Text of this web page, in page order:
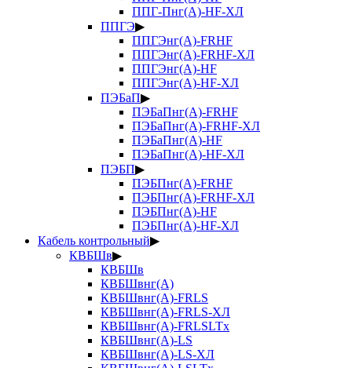
ППГ-Пнг(А)-HF-ХЛ
ППГЭ▶
ППГЭнг(А)-FRHF
ППГЭнг(А)-FRHF-ХЛ
ППГЭнг(А)-HF
ППГЭнг(А)-HF-ХЛ
ПЭБаП▶
ПЭБаПнг(А)-FRHF
ПЭБаПнг(А)-FRHF-ХЛ
ПЭБаПнг(А)-HF
ПЭБаПнг(А)-HF-ХЛ
ПЭБП▶
ПЭБПнг(А)-FRHF
ПЭБПнг(А)-FRHF-ХЛ
ПЭБПнг(А)-HF
ПЭБПнг(А)-HF-ХЛ
Кабель контрольный▶
КВБШв▶
КВБШв
КВБШвнг(А)
КВБШвнг(А)-FRLS
КВБШвнг(А)-FRLS-ХЛ
КВБШвнг(А)-FRLSLTx
КВБШвнг(А)-LS
КВБШвнг(А)-LS-ХЛ